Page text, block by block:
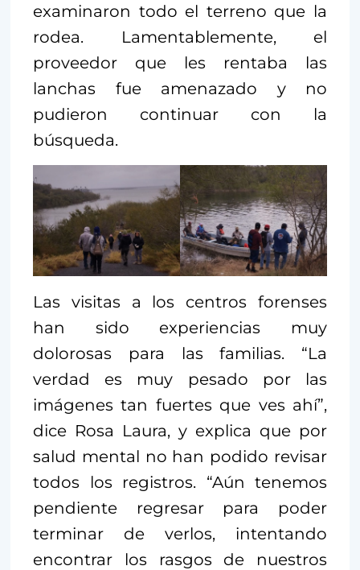
examinaron todo el terreno que la
rodea. Lamentablemente, el
proveedor que les rentaba las
lanchas fue amenazado y no
pudieron continuar con la
búsqueda.
Las visitas a los centros forenses
han sido experiencias muy
dolorosas para las familias. “La
verdad es muy pesado por las
imágenes tan fuertes que ves ahí”,
dice Rosa Laura, y explica que por
salud mental no han podido revisar
todos los registros. “Aún tenemos
pendiente regresar para poder
terminar de verlos, intentando
encontrar los rasgos de nuestros